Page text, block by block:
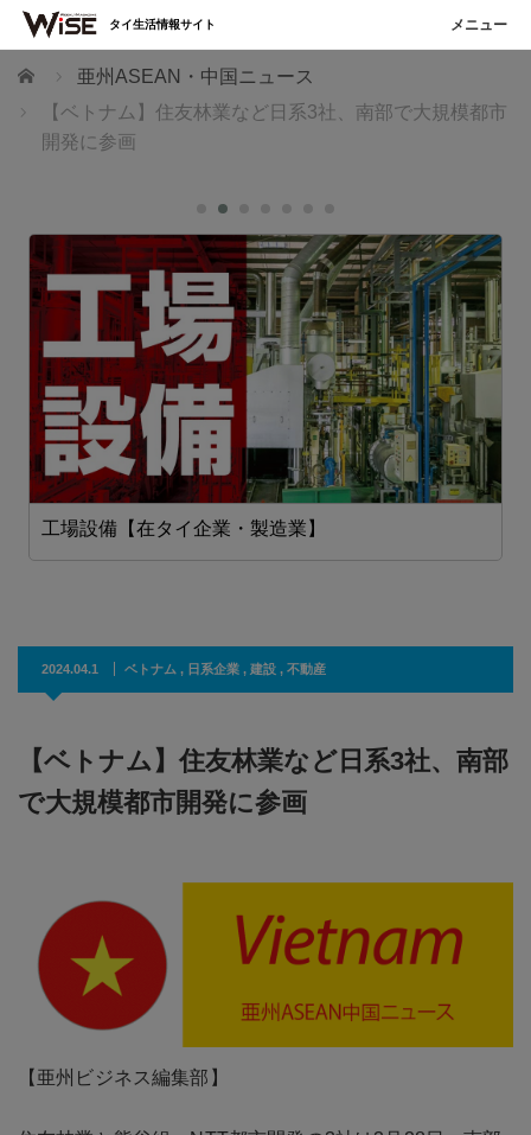
ホーム
亜州ASEAN・中国ニュース
【ベトナム】住友林業など日系3社、南部で大規模都市
開発に参画
工場設備【在タイ企業・製造業】
2024.04.1 ベトナム , 日系企業 , 建設 , 不動産
【ベトナム】住友林業など日系3社、南部
で大規模都市開発に参画
【亜州ビジネス編集部】
タイ生活情報サイト